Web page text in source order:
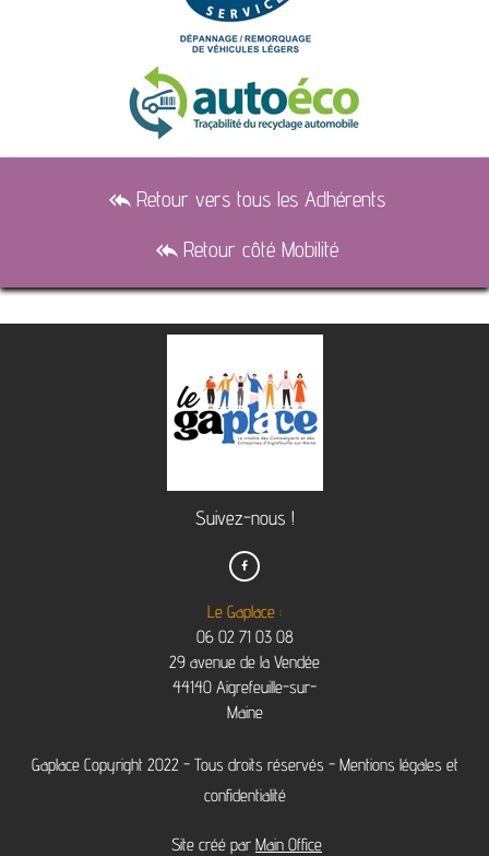
reply_all Retour vers tous les Adhérents
reply_all Retour côté Mobilité
Suivez-nous !

Le Gaplace :
06 02 71 03 08
29 avenue de la Vendée
44140 Aigrefeuille-sur-
Maine
Gaplace Copyright 2022 - Tous droits réservés - Mentions légales et
confidentialité
Site créé par Main Office